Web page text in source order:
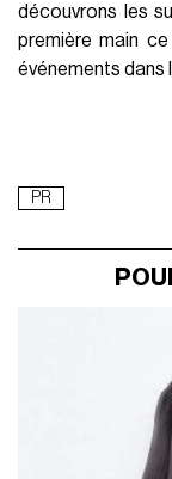
découvrons les
première main
événements dans
PR